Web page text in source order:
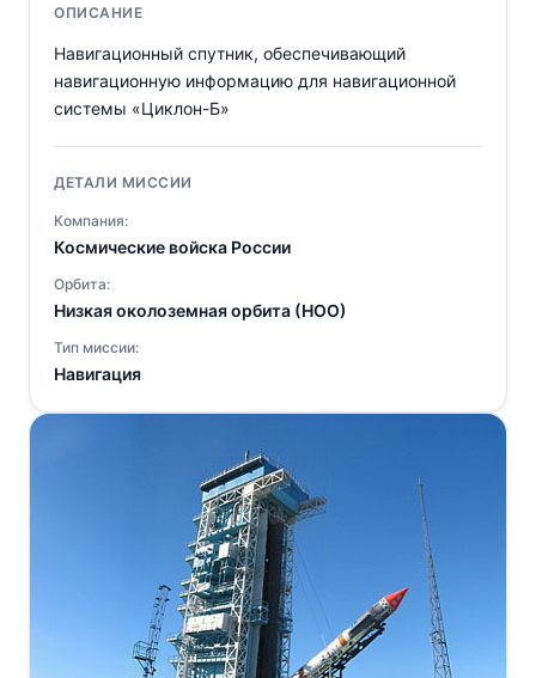
ОПИСАНИЕ
Навигационный спутник, обеспечивающий
навигационную информацию для навигационной
системы «Циклон-Б»
ДЕТАЛИ МИССИИ
Компания:
Космические войска России
Орбита:
Низкая околоземная орбита (НОО)
Тип миссии:
Навигация